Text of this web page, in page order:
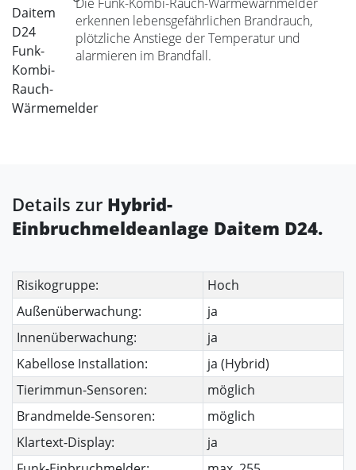
erkennen lebensgefährlichen Brandrauch,
plötzliche Anstiege der Temperatur und
alarmieren im Brandfall.
Details zur Hybrid-
Einbruchmeldeanlage Daitem D24.
Risikogruppe:
Hoch
Außenüberwachung:
ja
Innenüberwachung:
ja
Kabellose Installation:
ja (Hybrid)
Tierimmun-Sensoren:
möglich
Brandmelde-Sensoren:
möglich
Klartext-Display:
ja